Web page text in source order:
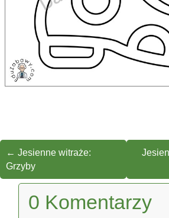
← Jesienne witraże:
Grzyby
0 Komentarzy